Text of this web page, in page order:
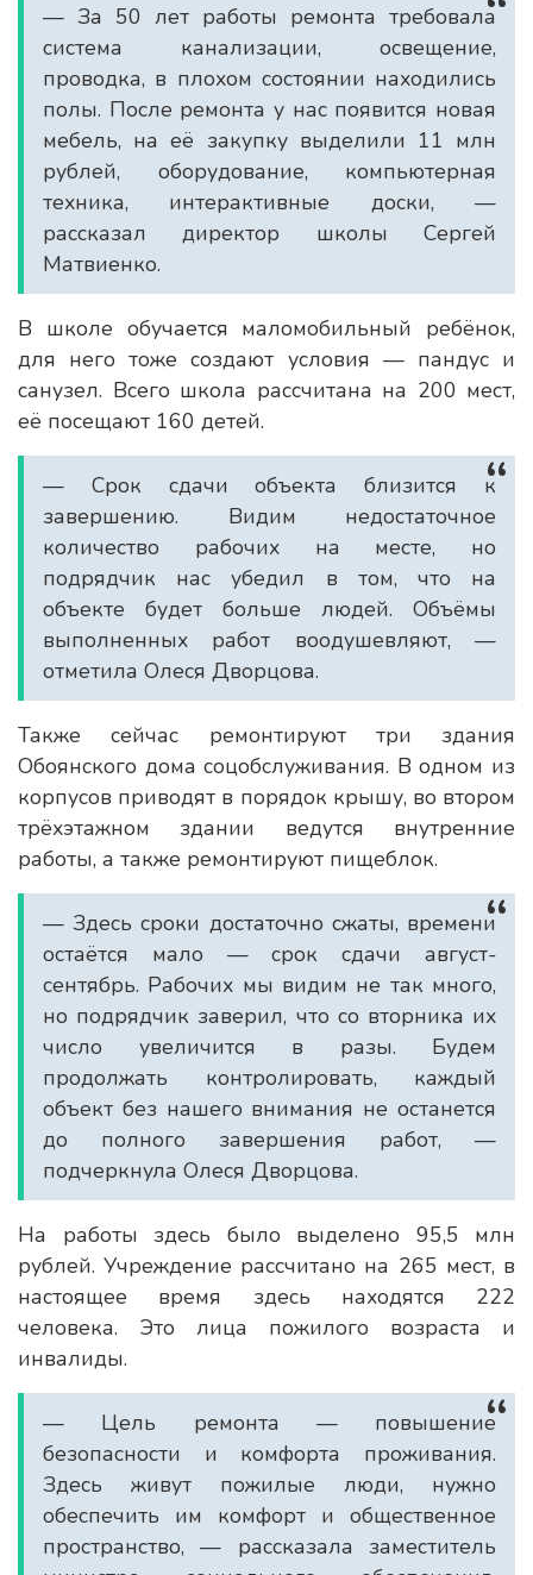
— За 50 лет работы ремонта требовала
система канализации, освещение,
проводка, в плохом состоянии находились
полы. После ремонта у нас появится новая
мебель, на её закупку выделили 11 млн
рублей, оборудование, компьютерная
техника, интерактивные доски, —
рассказал директор школы Сергей
Матвиенко.
В школе обучается маломобильный ребёнок,
для него тоже создают условия — пандус и
санузел. Всего школа рассчитана на 200 мест,
её посещают 160 детей.
— Срок сдачи объекта близится к
завершению. Видим недостаточное
количество рабочих на месте, но
подрядчик нас убедил в том, что на
объекте будет больше людей. Объёмы
выполненных работ воодушевляют, —
отметила Олеся Дворцова.
Также сейчас ремонтируют три здания
Обоянского дома соцобслуживания. В одном из
корпусов приводят в порядок крышу, во втором
трёхэтажном здании ведутся внутренние
работы, а также ремонтируют пищеблок.
— Здесь сроки достаточно сжаты, времени
остаётся мало — срок сдачи август-
сентябрь. Рабочих мы видим не так много,
но подрядчик заверил, что со вторника их
число увеличится в разы. Будем
продолжать контролировать, каждый
объект без нашего внимания не останется
до полного завершения работ, —
подчеркнула Олеся Дворцова.
На работы здесь было выделено 95,5 млн
рублей. Учреждение рассчитано на 265 мест, в
настоящее время здесь находятся 222
человека. Это лица пожилого возраста и
инвалиды.
— Цель ремонта — повышение
безопасности и комфорта проживания.
Здесь живут пожилые люди, нужно
обеспечить им комфорт и общественное
пространство, — рассказала заместитель